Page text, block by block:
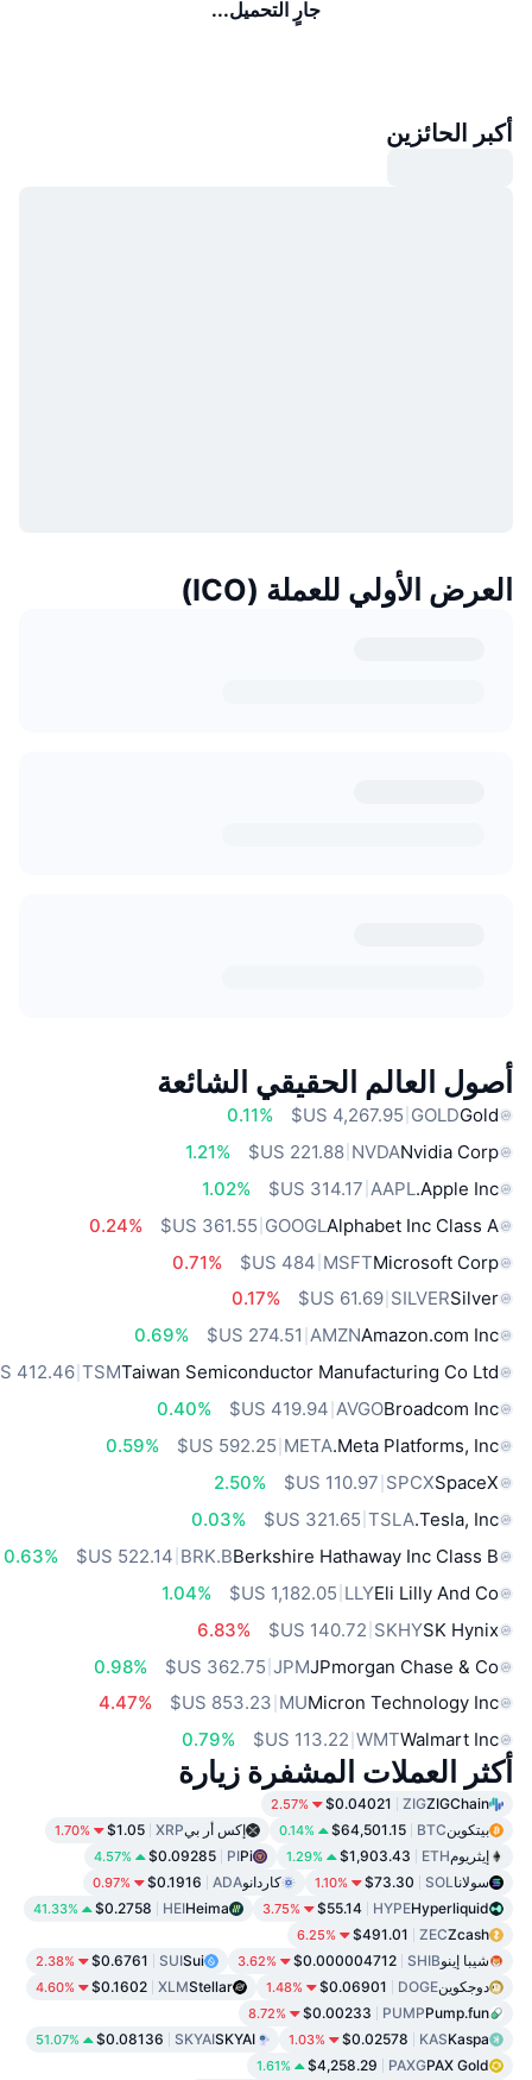
جارٍ التحميل...
أكبر الحائزين
العرض الأولي للعملة (ICO)
أصول العالم الحقيقي الشائعة
Gold
GOLD
0.11%
Nvidia Corp
NVDA
‏221.88 US$
1.21%
Apple Inc.
AAPL
1.02%
Alphabet Inc Class A
GOOGL
0.24%
Microsoft Corp
MSFT
0.71%
Silver
SILVER
‏61.69 US$
0.17%
Amazon.com Inc
AMZN
0.69%
Taiwan Semiconductor Manufacturing Co Ltd
TSM
‏412.46 US$
Broadcom Inc
AVGO
0.40%
Meta Platforms, Inc.
META
0.59%
SpaceX
SPCX
2.50%
Tesla, Inc.
TSLA
0.03%
Berkshire Hathaway Inc Class B
BRK.B
0.63%
Eli Lilly And Co
LLY
1.04%
SK Hynix
SKHY
6.83%
JPmorgan Chase & Co
JPM
0.98%
Micron Technology Inc
MU
4.47%
Walmart Inc
WMT
0.79%
أكثر العملات المشفرة زيارة
ZIGChain
ZIG
$0.04021
2.57%
بيتكوينBTC
$64,501.15
0.14% إكس أر بيXRP
$1.05
1.70%
إيثريومETH
$1,903.43
1.29%
Pi
PI
$0.09285
4.57%
سولاناSOL
$73.30
1.10% كاردانوADA
$0.1916
0.97%
Hyperliquid
HYPE
$55.14
3.75%
Heima
HEI
$0.2758
41.33%
Zcash
ZEC
$491.01
6.25%
شيبا إينوSHIB
$0.000004712
3.62%
Sui
SUI
$0.6761
2.38%
دوجكوينDOGE
$0.06901
1.48%
Stellar
XLM
$0.1602
4.60%
Pump.fun
PUMP
$0.00233
8.72%
Kaspa
KAS
$0.02578
1.03%
SKYAI
SKYAI
$0.08136
51.07%
PAX Gold
PAXG
$4,258.29
1.61%